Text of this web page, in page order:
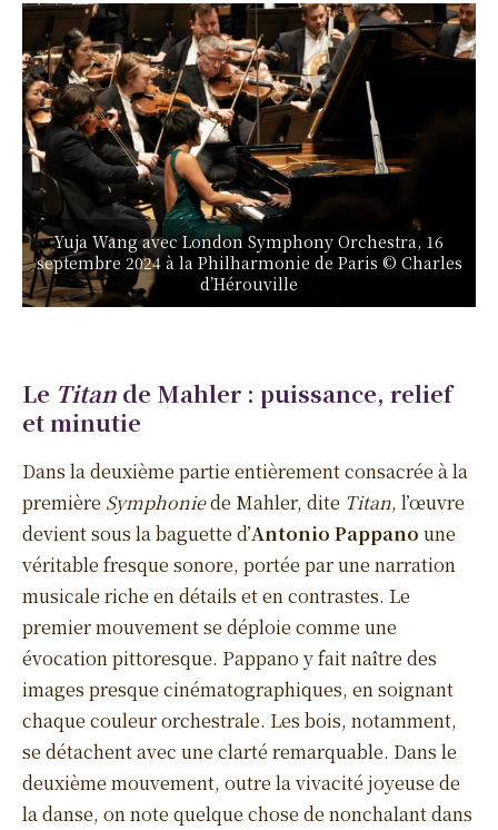
Yuja Wang avec London Symphony Orchestra, 16
septembre 2024 à la Philharmonie de Paris © Charles
d’Hérouville
Le Titan de Mahler : puissance, relief
et minutie
Dans la deuxième partie entièrement consacrée à la
première Symphoniede Mahler, dite Titan, l’œuvre
devient sous la baguette d’Antonio Pappano une
véritable fresque sonore, portée par une narration
musicale riche en détails et en contrastes. Le
premier mouvement se déploie comme une
évocation pittoresque. Pappano y fait naître des
images presque cinématographiques, en soignant
chaque couleur orchestrale. Les bois, notamment,
se détachent avec une clarté remarquable. Dans le
deuxième mouvement, outre la vivacité joyeuse de
la danse, on note quelque chose de nonchalant dans